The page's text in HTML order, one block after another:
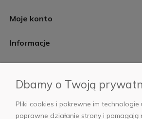
Moje konto
Informacje
AB Foto
Dbamy o Twoją
Pliki cookies i pokrewne im technologie
poprawne działanie strony i